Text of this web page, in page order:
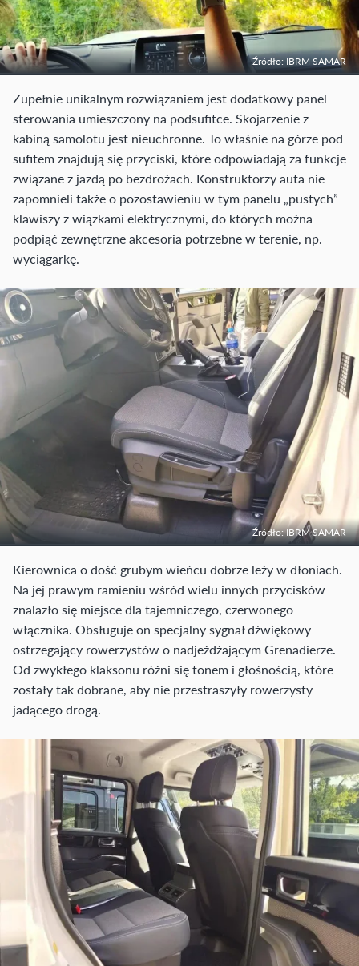
Źródło: IBRM SAMAR
Zupełnie unikalnym rozwiązaniem jest dodatkowy panel
sterowania umieszczony na podsufitce. Skojarzenie z
kabiną samolotu jest nieuchronne. To właśnie na górze pod
sufitem znajdują się przyciski, które odpowiadają za funkcje
związane z jazdą po bezdrożach. Konstruktorzy auta nie
zapomnieli także o pozostawieniu w tym panelu „pustych”
klawiszy z wiązkami elektrycznymi, do których można
podpiąć zewnętrzne akcesoria potrzebne w terenie, np.
wyciągarkę.
Źródło: IBRM SAMAR
Kierownica o dość grubym wieńcu dobrze leży w dłoniach.
Na jej prawym ramieniu wśród wielu innych przycisków
znalazło się miejsce dla tajemniczego, czerwonego
włącznika. Obsługuje on specjalny sygnał dźwiękowy
ostrzegający rowerzystów o nadjeżdżającym Grenadierze.
Od zwykłego klaksonu różni się tonem i głośnością, które
zostały tak dobrane, aby nie przestraszyły rowerzysty
jadącego drogą.